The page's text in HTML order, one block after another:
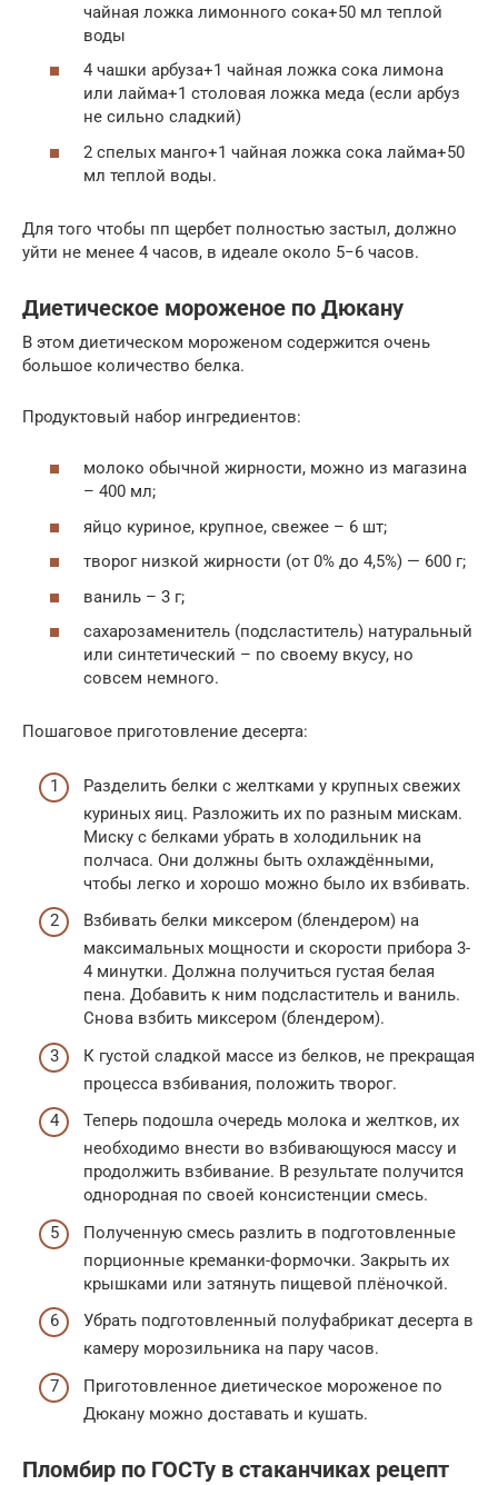
чайная ложка лимонного сока+50 мл теплой
воды
4 чашки арбуза+1 чайная ложка сока лимона
или лайма+1 столовая ложка меда (если арбуз
не сильно сладкий)
2 спелых манго+1 чайная ложка сока лайма+50
мл теплой воды.
Для того чтобы пп щербет полностью застыл, должно
уйти не менее 4 часов, в идеале около 5−6 часов.
Диетическое мороженое по Дюкану
В этом диетическом мороженом содержится очень
большое количество белка.
Продуктовый набор ингредиентов:
молоко обычной жирности, можно из магазина
– 400 мл;
яйцо куриное, крупное, свежее – 6 шт;
творог низкой жирности (от 0% до 4,5%) — 600 г;
ваниль – 3 г;
сахарозаменитель (подсластитель) натуральный
или синтетический – по своему вкусу, но
совсем немного.
Пошаговое приготовление десерта:
Разделить белки с желтками у крупных свежих
куриных яиц. Разложить их по разным мискам.
Миску с белками убрать в холодильник на
полчаса. Они должны быть охлаждёнными,
чтобы легко и хорошо можно было их взбивать.
Взбивать белки миксером (блендером) на
максимальных мощности и скорости прибора 3-
4 минутки. Должна получиться густая белая
пена. Добавить к ним подсластитель и ваниль.
Снова взбить миксером (блендером).
К густой сладкой массе из белков, не прекращая
процесса взбивания, положить творог.
Теперь подошла очередь молока и желтков, их
необходимо внести во взбивающуюся массу и
продолжить взбивание. В результате получится
однородная по своей консистенции смесь.
Полученную смесь разлить в подготовленные
порционные креманки-формочки. Закрыть их
крышками или затянуть пищевой плёночкой.
Убрать подготовленный полуфабрикат десерта в
камеру морозильника на пару часов.
Приготовленное диетическое мороженое по
Дюкану можно доставать и кушать.
Пломбир по ГОСТу в стаканчиках рецепт